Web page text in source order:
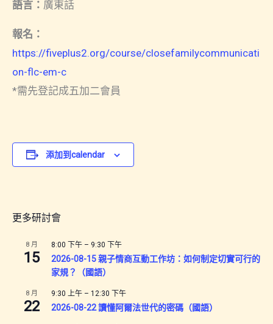
語言： 廣東話
報名：
https://fiveplus2.org/course/closefamilycommunicati
on-flc-em-c
*需先登記成五加二會員
添加到calendar
更多研討會
8 月
15
8:00 下午 – 9:30 下午
2026-08-15 親子情商互動工作坊：如何制定切實可行的
家規？（國語）
8 月
22
9:30 上午 – 12:30 下午
2026-08-22 讀懂阿爾法世代的密碼（國語）